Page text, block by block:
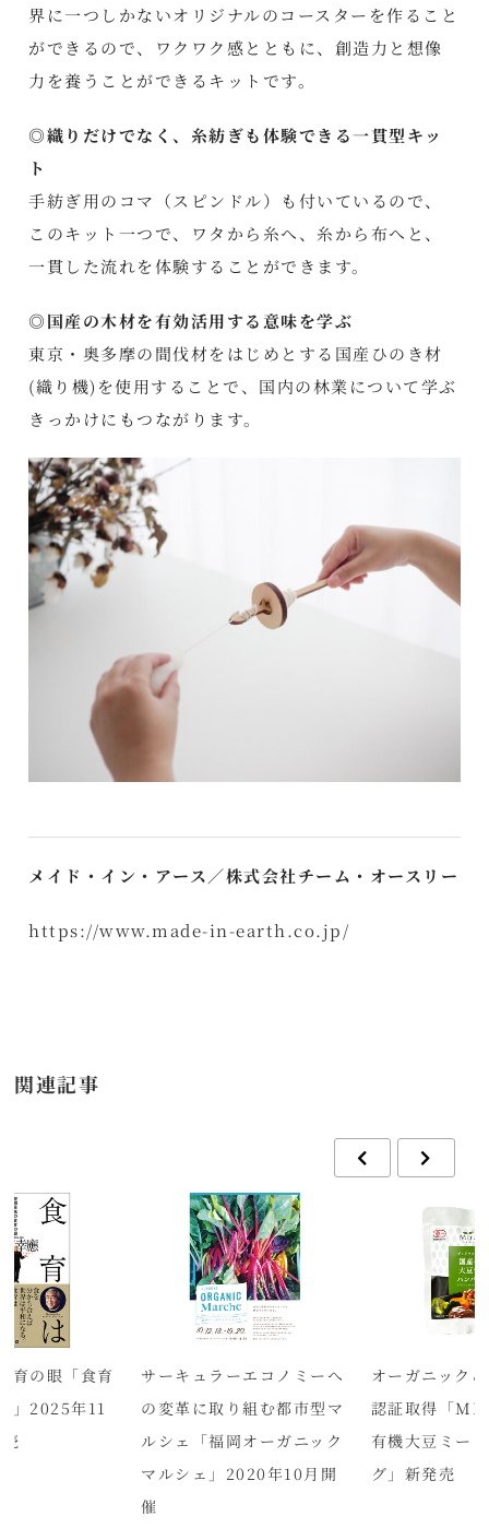
界に一つしかないオリジナルのコースターを作ること
ができるので、ワクワク感とともに、創造力と想像
力を養うことができるキットです。
◎織りだけでなく、糸紡ぎも体験できる一貫型キッ
ト
手紡ぎ用のコマ（スピンドル）も付いているので、
このキット一つで、ワタから糸へ、糸から布へと、
一貫した流れを体験することができます。
◎国産の木材を有効活用する意味を学ぶ
東京・奥多摩の間伐材をはじめとする国産ひのき材
(織り機)を使用することで、国内の林業について学ぶ
きっかけにもつながります。
メイド・イン・アース／株式会社チーム・オースリー
https://www.made-in-earth.co.jp/
関連記事
育の眼「食育
」2025年11
サーキュラーエコノミーへ
の変革に取り組む都市型マ
ルシェ「福岡オーガニック
マルシェ」2020年10月開
催
オーガニック
認証取得「
有機大豆ミー
グ」新発売